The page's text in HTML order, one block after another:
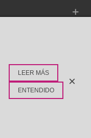
LEER MÁS
ENTENDIDO
×